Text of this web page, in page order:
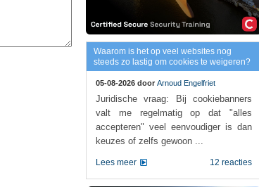
Waarom is het op veel websites nog
steeds zo lastig om cookies te weigeren?
05-08-2026 door Arnoud Engelfriet
Juridische vraag: Bij cookiebanners
valt me regelmatig op dat "alles
accepteren" veel eenvoudiger is dan
keuzes of zelfs gewoon ...
12 reacties
Lees meer